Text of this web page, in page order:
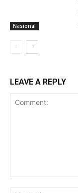
Nasional
LEAVE A REPLY